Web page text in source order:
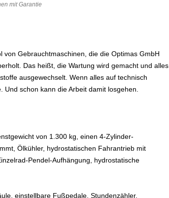
mit Garantie
Gebrauchtmaschinen, die die Optimas GmbH
Das heißt, die Wartung wird gemacht und alles
ausgewechselt. Wenn alles auf technisch
schon kann die Arbeit damit losgehen.
von 1.300 kg, einen 4-Zylinder-
Ölkühler, hydrostatischen Fahrantrieb mit
Pendel-Aufhängung, hydrostatische
einstellbare Fußpedale, Stundenzähler,